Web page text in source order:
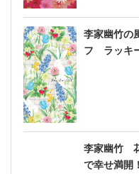
李家幽竹の
フ ラッキ
李家幽竹
で幸せ満開！